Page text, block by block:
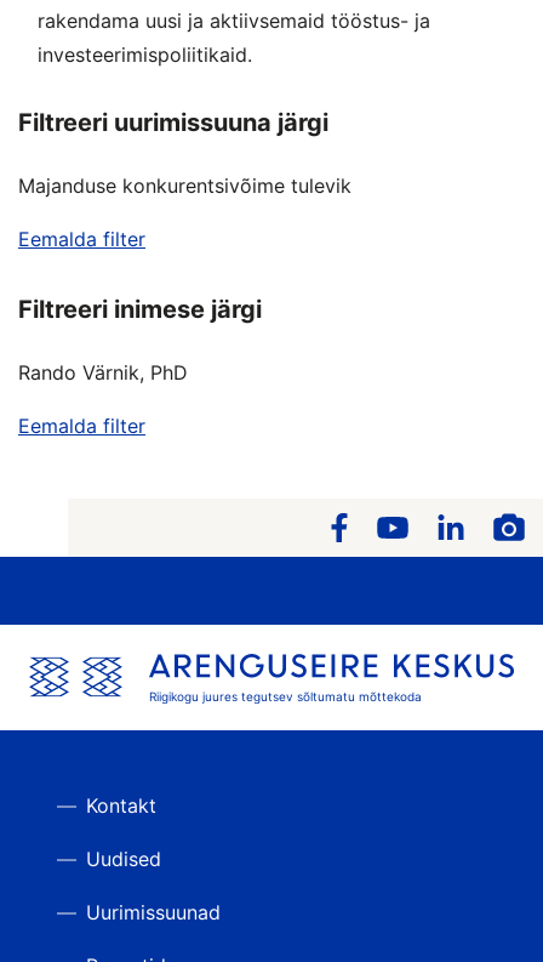
rakendama uusi ja aktiivsemaid tööstus- ja
investeerimispoliitikaid.
Filtreeri uurimissuuna järgi
Majanduse konkurentsivõime tulevik
Eemalda filter
Filtreeri inimese järgi
Rando Värnik, PhD
Eemalda filter
Riigikogu juures tegutsev sõltumatu mõttekoda
Kontakt
Uudised
Uurimissuunad